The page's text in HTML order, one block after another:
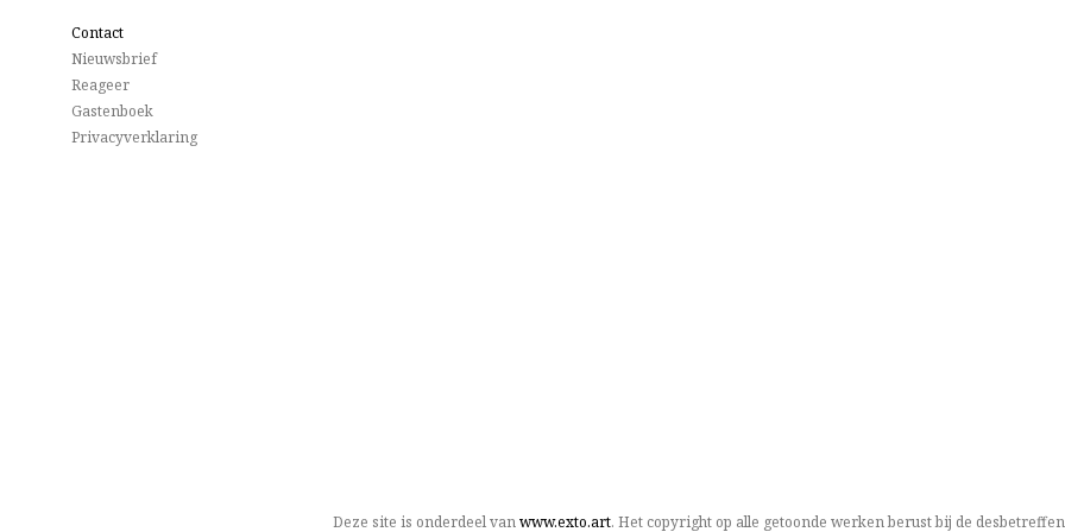
Contact
Nieuwsbrief
Reageer
Gastenboek
Privacyverklaring
Deze site is onderdeel vanwww.exto.art. Het copyright op alle getoonde werken berust bij de